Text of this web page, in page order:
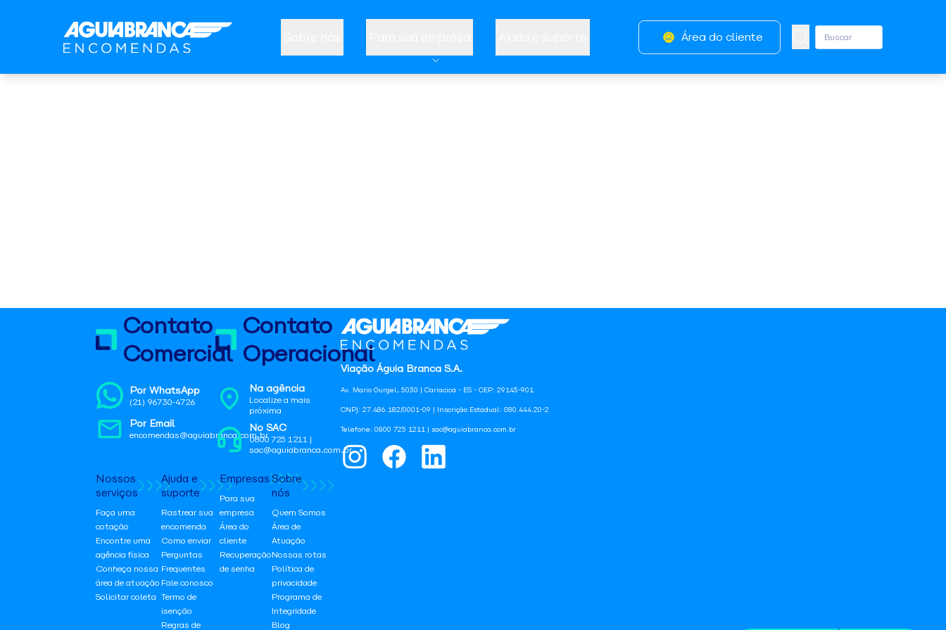
Área do cliente
Viação Águia Branca S.A.
Av. Mario Gurgel, 5030 | Cariacica - ES - CEP: 29145-901
CNPJ: 27.486.182/0001-09 | Inscrição Estadual: 080.444.20-2
Telefone: 0800 725 1211 | sac@aguiabranca.com.br
Contato
Comercial
Por WhatsApp
(21) 96730-4726
Por Email
encomendas@aguiabranca.com.br
Contato
Operacional
Na agência
Localize a mais
próxima
No SAC
0800 725 1211 |
sac@aguiabranca.com.br
Nossos
serviços
Faça uma
cotação
Encontre uma
agência física
Conheça nossa
área de atuação
Solicitar coleta
Ajuda e
suporte
Rastrear sua
encomenda
Como enviar
Perguntas
Frequentes
Fale conosco
Termo de
isenção
Regras de
Empresas
Para sua
empresa
Área do
cliente
Recuperação
de senha
Sobre
nós
Quem Somos
Área de
Atuação
Nossas rotas
Política de
privacidade
Programa de
Integridade
Blog